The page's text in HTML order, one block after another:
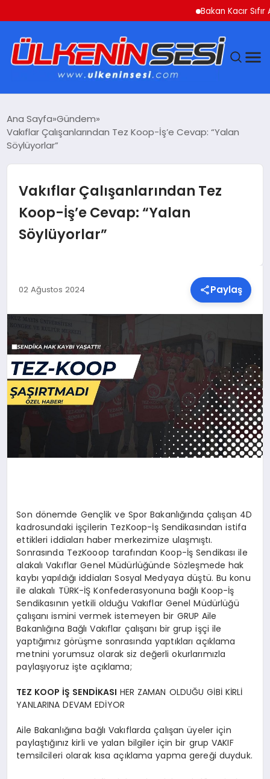
Bakan Kacır Sıfır
EKONOMI
SAĞLIK
SPOR
TEKNOLOJI
YAŞAM
MALATYA HABERLERI
Ana Sayfa Gündem
Vakıflar Çalışanlarından Tez Koop-İş’e Cevap: “Yalan
Söylüyorlar”
Vakıflar Çalışanlarından Tez
Koop-İş’e Cevap: “Yalan
Söylüyorlar”
02 Ağustos 2024 Paylaş
Son dönemde Gençlik ve Spor Bakanlığında çalışan 4D
kadrosundaki işçilerin TezKoop-İş Sendikasından istifa
ettikleri iddiaları haber merkezimize ulaşmıştı.
Sonrasında TezKooop tarafından Koop-İş Sendikası ile
alakalı Vakıflar Genel Müdürlüğünde Sözleşmede hak
kaybı yapıldığı iddiaları Sosyal Medyaya düştü. Bu konu
ile alakalı TÜRK-İŞ Konfederasyonuna bağlı Koop-İş
Sendikasının yetkili olduğu Vakıflar Genel Müdürlüğü
çalışanı ismini vermek istemeyen bir GRUP Aile
Bakanlığına Bağlı Vakıflar çalışanı bir grup işçi ile
yaptığımız görüşme sonrasında yaptıkları açıklama
metnini yorumsuz olarak siz değerli okurlarımızla
paylaşıyoruz işte açıklama;
TEZ KOOP İŞ SENDİKASI HER ZAMAN OLDUĞU GİBİ KİRLİ
YANLARINA DEVAM EDİYOR
Aile Bakanlığına bağlı Vakıflarda çalışan üyeler için
paylaştığınız kirli ve yalan bilgiler için bir grup VAKIF
temsilcileri olarak kısa açıklama yapma gereği duyduk.